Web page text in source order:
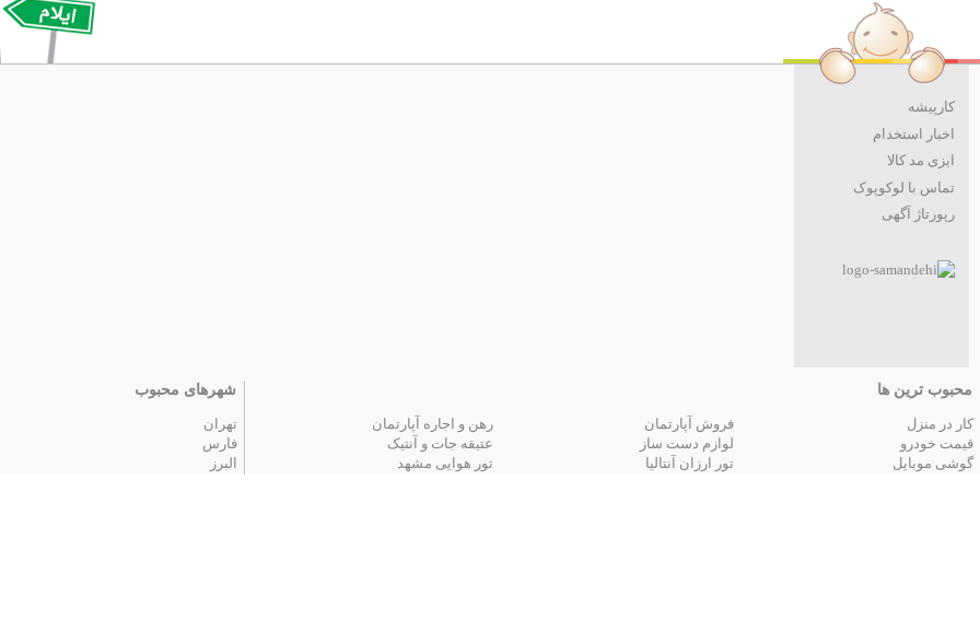
کارپیشه
اخبار استخدام
ایزی مد کالا
تماس با لوکوپوک
رپورتاژ آگهی
محبوب ترین ها
کار در منزل فروش آپارتمان
رهن و اجاره آپارتمان
قیمت خودرو
لوازم دست ساز
عتیقه جات و آنتیک
گوشی موبایل
تور ارزان آنتالیا
تور هوایی مشهد
شهرهای محبوب
تهران
فارس
البرز